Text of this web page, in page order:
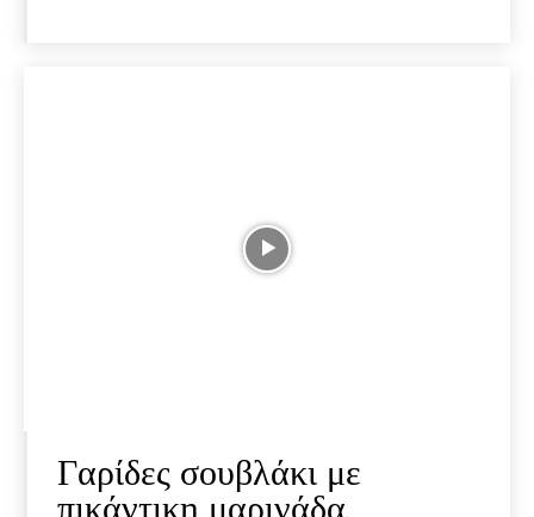
Γαρίδες σουβλάκι με
πικάντικη μαρινάδα